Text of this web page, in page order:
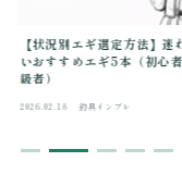
実際に使用したエギング
エギングポイント
【状況別エギ選定方法】迷
いおすすめエギ5本（初心
級者）
2026.02.18 釣具インプレ